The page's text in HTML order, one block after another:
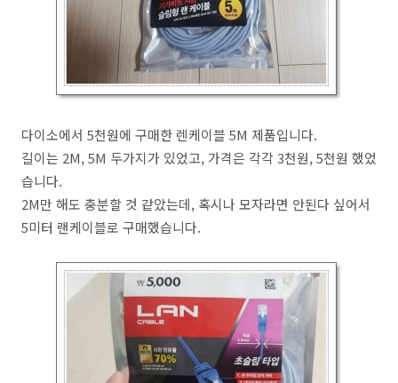
다이소에서 5천원에 구매한 렌케이블 5M 제품입니다.
길이는 2M, 5M 두가지가 있었고, 가격은 각각 3천원, 5천원 했었
습니다.
2M만 해도 충분할 것 같았는데, 혹시나 모자라면 안된다 싶어서
5미터 랜케이블로 구매했습니다.